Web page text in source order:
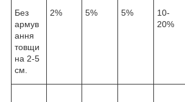
Без
армув
ання
товщи
на 2-5
см.
2% 5% 5%
10-
20%